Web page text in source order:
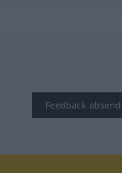
Feedback